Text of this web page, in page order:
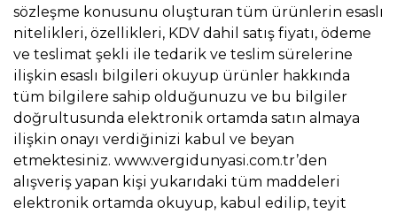
sözleşme konusunu oluşturan tüm ürünlerin esaslı
nitelikleri, özellikleri, KDV dahil satış fiyatı, ödeme
ve teslimat şekli ile tedarik ve teslim sürelerine
ilişkin esaslı bilgileri okuyup ürünler hakkında
tüm bilgilere sahip olduğunuzu ve bu bilgiler
doğrultusunda elektronik ortamda satın almaya
ilişkin onayı verdiğinizi kabul ve beyan
etmektesiniz. www.vergidunyasi.com.tr’den
alışveriş yapan kişi yukarıdaki tüm maddeleri
elektronik ortamda okuyup, kabul edilip, teyit